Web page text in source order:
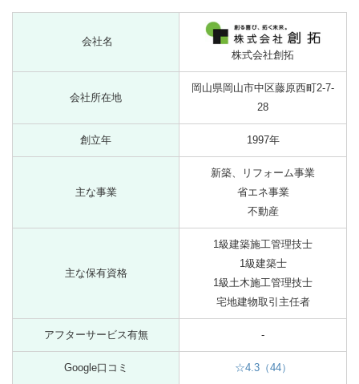
会社名
株式会社創拓
会社所在地
岡山県岡山市中区藤原西町2-7-
28
創立年 1997年
主な事業
新築、リフォーム事業
省エネ事業
不動産
主な保有資格
1級建築施工管理技士
1級建築士
1級土木施工管理技士
宅地建物取引主任者
アフターサービス有無 -
Google口コミ ☆4.3（44）